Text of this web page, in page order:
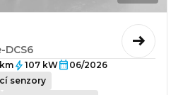
DCS6
107 kW
06/2026
senzory